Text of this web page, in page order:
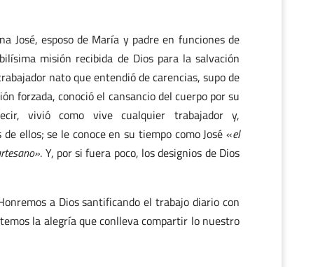
esposo de María y padre en funciones de
misión recibida de Dios para la salvación
nato que entendió de carencias, supo de
forzada, conoció el cansancio del cuerpo por su
vivió como vive cualquier trabajador y,
ellos; se le conoce en su tiempo como José «el
. Y, por si fuera poco, los designios de Dios
a Dios santificando el trabajo diario con
la alegría que conlleva compartir lo nuestro